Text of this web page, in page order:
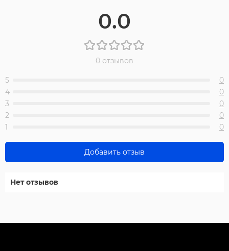
0.0
0 отзывов
5
0
4
0
3
0
2
0
1
0
Добавить отзыв
Нет отзывов